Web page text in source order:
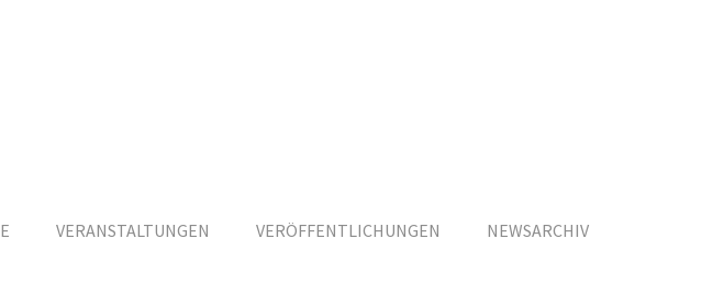
VERANSTALTUNGEN VERÖFFENTLICHUNGEN NEWSARCHIV